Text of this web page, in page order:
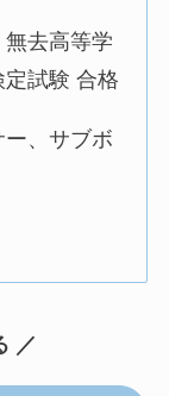
去高等学
試験 合格
、サブボ
／